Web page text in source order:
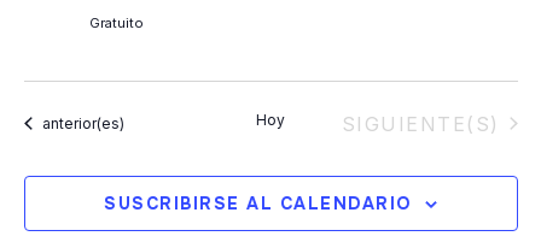
Gratuito
Eventos
anterior(es) Hoy EVENTOS
SIGUIENTE(S)
SUSCRIBIRSE AL CALENDARIO